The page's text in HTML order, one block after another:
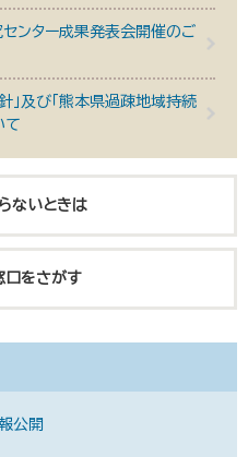
ンター成果発表会開催のご
」及び「熊本県過疎地域持続
て
ないときは
口をさがす
公開